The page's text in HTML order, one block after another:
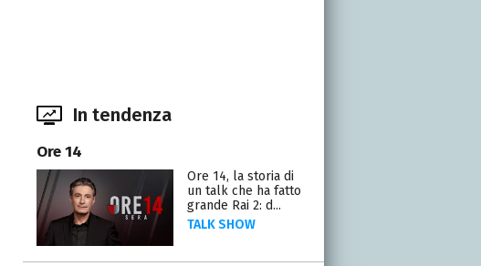
In tendenza
Ore 14
Ore 14, la storia di
un talk che ha fatto
grande Rai 2: d...
TALK SHOW